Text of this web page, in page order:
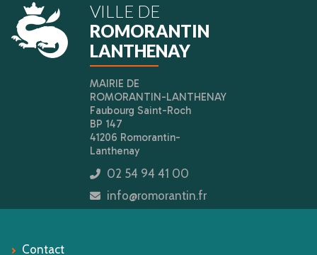
VILLE DE
ROMORANTIN
LANTHENAY
MAIRIE DE
ROMORANTIN-LANTHENAY
Faubourg Saint-Roch
BP 147
41206 Romorantin-
Lanthenay
icon
02 54 94 41 00
icon
info@romorantin.fr
Contact